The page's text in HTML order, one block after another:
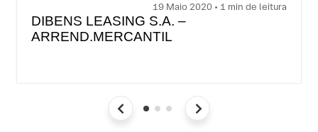
19 Maio 2020 • 1 min de leitura
DIBENS LEASING S.A. –
ARREND.MERCANTIL